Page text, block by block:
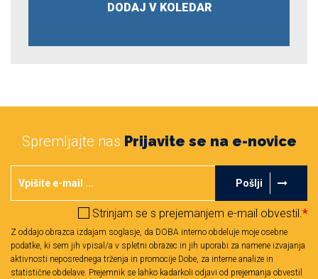
DODAJ V KOLEDAR
Spremljajte nas Prijavite se na e-novice
Pošlji
Strinjam se s prejemanjem e-mail obvestil.*
Z oddajo obrazca izdajam soglasje, da DOBA interno obdeluje moje osebne
podatke, ki sem jih vpisal/a v spletni obrazec in jih uporabi za namene izvajanja
aktivnosti neposrednega trženja in promocije Dobe, za interne analize in
statistične obdelave. Prejemnik se lahko kadarkoli odjavi od prejemanja obvestil